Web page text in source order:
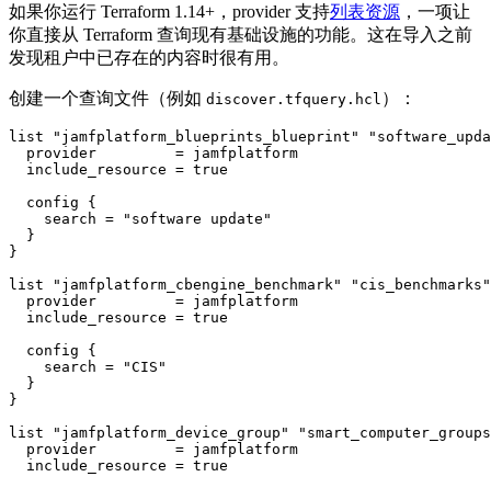
如果你运行 Terraform 1.14+，provider 支持列表资源 ，一项让
你直接从 Terraform 查询现有基础设施的功能。这在导入之前
发现租户中已存在的内容时很有用。
创建一个查询文件（例如 discover.tfquery.hcl ）：
list "jamfplatform_blueprints_blueprint"
  provider         = jamfplatform
  include_resource = true
  config {
    search = "software update"
  }
}
list "jamfplatform_cbengine_benchmark"
  provider         = jamfplatform
  include_resource = true
  config {
    search = "CIS"
  }
}
list "jamfplatform_device_group"
  provider         = jamfplatform
  include_resource = true